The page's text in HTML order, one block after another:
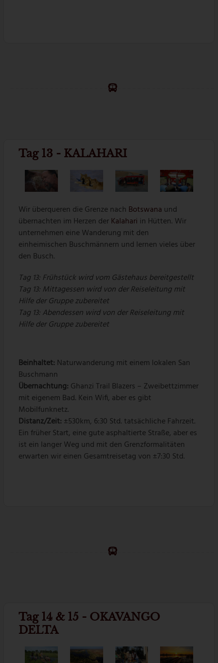
Tag 13 - KALAHARI
Wir überqueren die Grenze nach Botswana und
übernachten im Herzen derKalahari in Hütten. Wir
unternehmen eine Wanderung mit den
einheimischen Buschmännern und lernen vieles über
den Busch.
Tag 13: Frühstück wird vom Gästehaus bereitgestellt
Tag 13: Mittagessen wird von der Reiseleitung mit
Hilfe der Gruppe zubereitet
Tag 13: Abendessen wird von der Reiseleitung mit
Hilfe der Gruppe zubereitet
Beinhaltet: Naturwanderung mit einem lokalen San
Buschmann
Übernachtung: Ghanzi Trail Blazers – Zweibettzimmer
mit eigenem Bad. Kein Wifi, aber es gibt
Mobilfunknetz.
Distanz/Zeit: ±530km, 6:30 Std. tatsächliche Fahrzeit.
Ein früher Start, eine gute asphaltierte Straße, aber es
ist ein langer Weg und mit den Grenzformalitäten
erwarten wir einen Gesamtreisetag von ±7:30 Std.
Tag 14 & 15 - OKAVANGO
DELTA